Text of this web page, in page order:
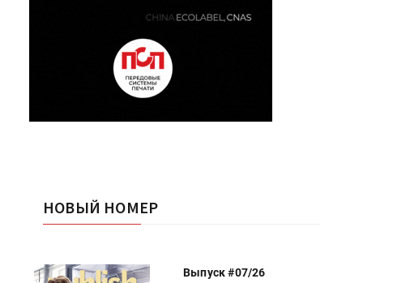
НОВЫЙ НОМЕР
Выпуск #07/26